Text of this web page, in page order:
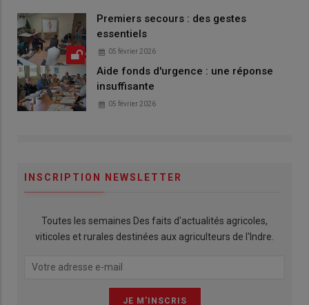
Premiers secours : des gestes
essentiels
05 février 2026
Aide fonds d'urgence : une réponse
insuffisante
05 février 2026
INSCRIPTION NEWSLETTER
Toutes les semaines Des faits d'actualités agricoles,
viticoles et rurales destinées aux agriculteurs de l'Indre.